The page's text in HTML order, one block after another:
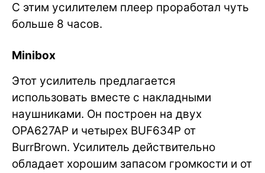
С этим усилителем плеер проработал чуть
больше 8 часов.
Minibox
Этот усилитель предлагается
использовать вместе с накладными
наушниками. Он построен на двух
OPA627AP и четырех BUF634P от
BurrBrown. Усилитель действительно
обладает хорошим запасом громкости и от